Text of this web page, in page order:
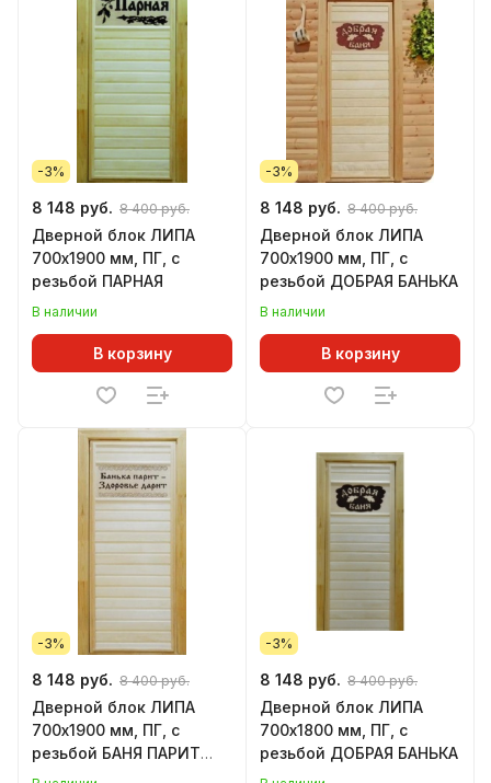
-3%
8 148 руб. 8 400 руб.
Дверной блок ЛИПА
700х1900 мм, ПГ, с
резьбой ПАРНАЯ
В наличии
В корзину
-3%
8 148 руб. 8 400 руб.
Дверной блок ЛИПА
700х1900 мм, ПГ, с
резьбой ДОБРАЯ БАНЬКА
В наличии
В корзину
-3%
8 148 руб. 8 400 руб.
Дверной блок ЛИПА
700х1900 мм, ПГ, с
резьбой БАНЯ ПАРИТ
ЗДОРОВЬЕ ДАРИТ
-3%
8 148 руб. 8 400 руб.
Дверной блок ЛИПА
700х1800 мм, ПГ, с
резьбой ДОБРАЯ БАНЬКА